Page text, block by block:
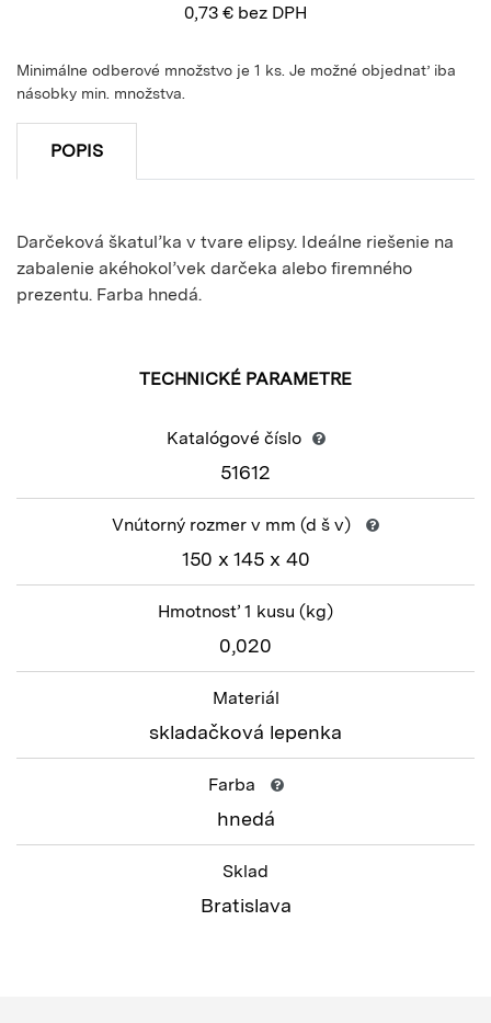
0,73 € bez DPH
Minimálne odberové množstvo je 1 ks. Je možné objednať iba
násobky min. množstva.
POPIS
Darčeková škatuľka v tvare elipsy. Ideálne riešenie na
zabalenie akéhokoľvek darčeka alebo firemného
prezentu. Farba hnedá.
TECHNICKÉ PARAMETRE
Katalógové číslo
51612
Vnútorný rozmer v mm (d š v)
150 x 145 x 40
Hmotnosť 1 kusu (kg)
0,020
Materiál
skladačková lepenka
Farba
hnedá
Sklad
Bratislava